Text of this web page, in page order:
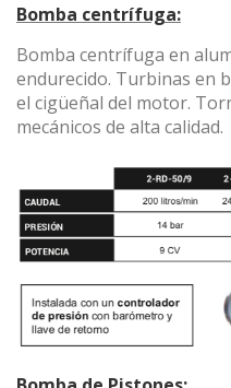
Bomba centrífuga:
Bomba centrífuga en
endurecido. Turbinas en
el cigüeñal del motor.
mecánicos de alta calidad.